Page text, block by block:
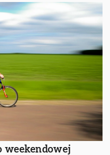
weekendowej